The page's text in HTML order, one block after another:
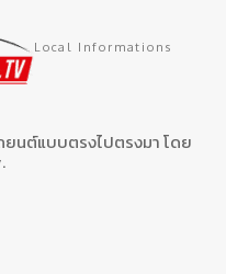
Local Informations
ถยนต์แบบตรงไปตรงมา โดย